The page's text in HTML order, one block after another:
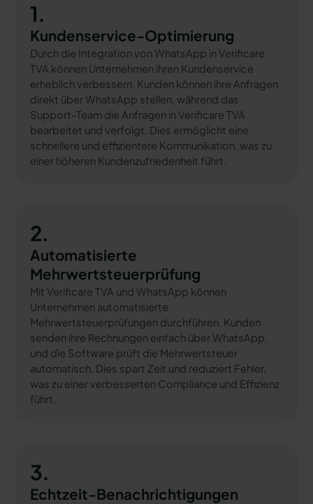
1.
Kundenservice-Optimierung
Durch die Integration von WhatsApp in Verificare
TVA können Unternehmen ihren Kundenservice
erheblich verbessern. Kunden können ihre Anfragen
direkt über WhatsApp stellen, während das
Support-Team die Anfragen in Verificare TVA
bearbeitet und verfolgt. Dies ermöglicht eine
schnellere und effizientere Kommunikation, was zu
einer höheren Kundenzufriedenheit führt.
2.
Automatisierte
Mehrwertsteuerprüfung
Mit Verificare TVA und WhatsApp können
Unternehmen automatisierte
Mehrwertsteuerprüfungen durchführen. Kunden
senden ihre Rechnungen einfach über WhatsApp,
und die Software prüft die Mehrwertsteuer
automatisch. Dies spart Zeit und reduziert Fehler,
was zu einer verbesserten Compliance und Effizienz
führt.
3.
Echtzeit-Benachrichtigungen